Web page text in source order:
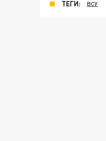
ТЕГИ: ВСУ